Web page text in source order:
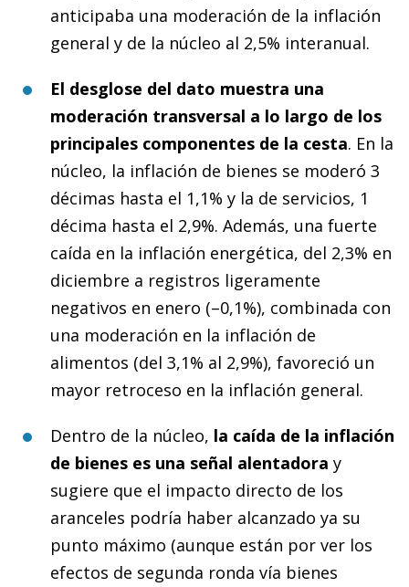
anticipaba una moderación de la inflación
general y de la núcleo al 2,5% interanual.
El desglose del dato muestra una
moderación transversal a lo largo de los
principales componentes de la cesta. En la
núcleo, la inflación de bienes se moderó 3
décimas hasta el 1,1% y la de servicios, 1
décima hasta el 2,9%. Además, una fuerte
caída en la inflación energética, del 2,3% en
diciembre a registros ligeramente
negativos en enero (–0,1%), combinada con
una moderación en la inflación de
alimentos (del 3,1% al 2,9%), favoreció un
mayor retroceso en la inflación general.
Dentro de la núcleo, la caída de la inflación
de bienes es una señal alentadora y
sugiere que el impacto directo de los
aranceles podría haber alcanzado ya su
punto máximo (aunque están por ver los
efectos de segunda ronda vía bienes